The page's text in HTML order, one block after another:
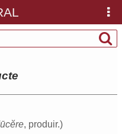
, produir.)